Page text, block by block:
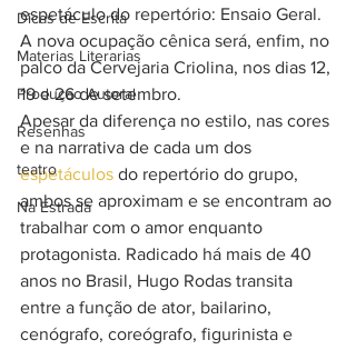
Dicas de Escrita
Materias Literarias
Produçao Autoral
Resenhas
teatro
Na Estrada
espetáculo do repertório: Ensaio Geral.
A nova ocupação cênica será, enfim, no
palco da Cervejaria Criolina, nos dias 12,
19 e 26 de setembro.
Apesar da diferença no estilo, nas cores
e na narrativa de cada um dos
espetáculos do repertório do grupo,
ambos se aproximam e se encontram ao
trabalhar com o amor enquanto
protagonista. Radicado há mais de 40
anos no Brasil, Hugo Rodas transita
entre a função de ator, bailarino,
cenógrafo, coreógrafo, figurinista e